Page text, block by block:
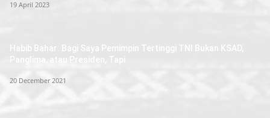
19 April 2023
Habib Bahar: Bagi Saya Pemimpin Tertinggi TNI Bukan KSAD,
Panglima, atau Presiden, Tapi
20 December 2021